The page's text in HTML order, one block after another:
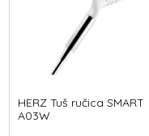
HERZ Tuš ručica SMART
A03W